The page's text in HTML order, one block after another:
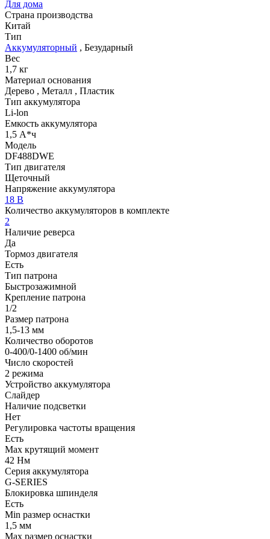
Для дома
Страна производства
Китай
Тип
Аккумуляторный , Безударный
Вес
1,7 кг
Материал основания
Дерево , Металл , Пластик
Тип аккумулятора
Li-lon
Емкость аккумулятора
1,5 А*ч
Модель
DF488DWE
Тип двигателя
Щеточный
Напряжение аккумулятора
18 В
Количество аккумуляторов в комплекте
2
Наличие реверса
Да
Тормоз двигателя
Есть
Тип патрона
Быстрозажимной
Крепление патрона
1/2
Размер патрона
1,5-13 мм
Количество оборотов
0-400/0-1400 об/мин
Число скоростей
2 режима
Устройство аккумулятора
Слайдер
Наличие подсветки
Нет
Регулировка частоты вращения
Есть
Max крутящий момент
42 Нм
Серия аккумулятора
G-SERIES
Блокировка шпинделя
Есть
Min размер оснастки
1,5 мм
Мах размер оснастки